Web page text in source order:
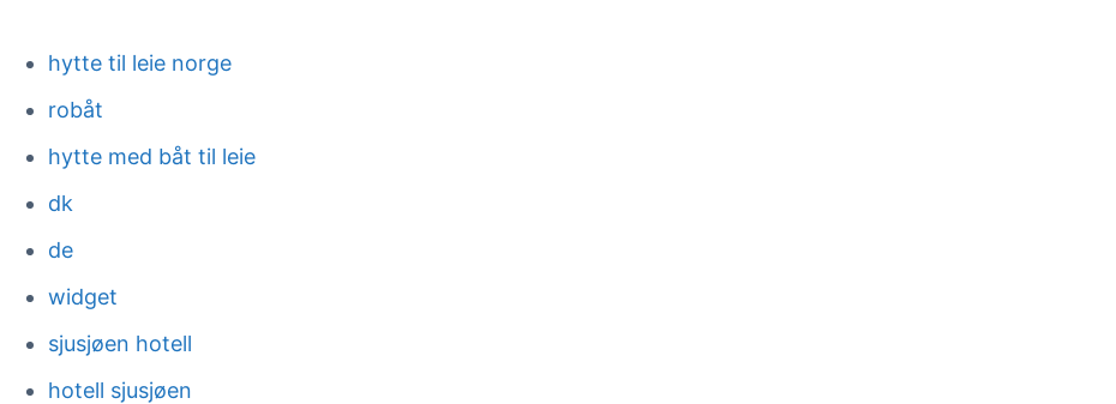
hytte til leie norge
robåt
hytte med båt til leie
dk
de
widget
sjusjøen hotell
hotell sjusjøen